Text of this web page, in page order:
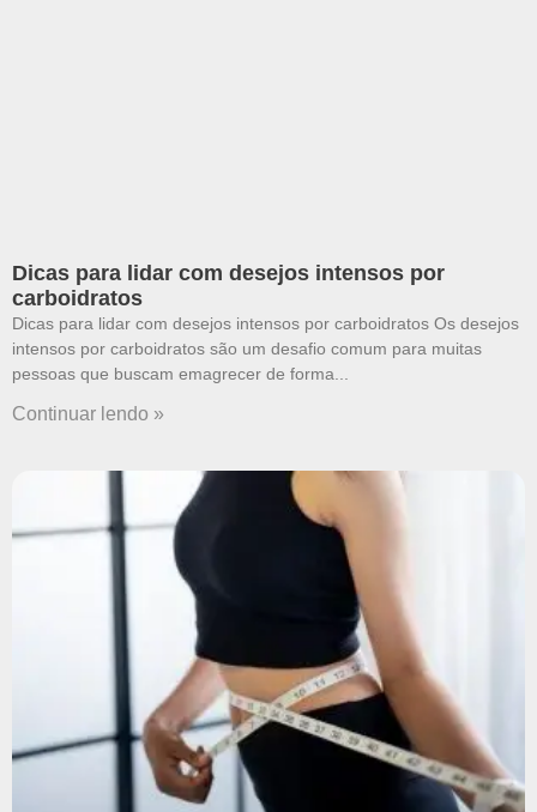
Dicas para lidar com desejos intensos por
carboidratos
Dicas para lidar com desejos intensos por carboidratos Os desejos
intensos por carboidratos são um desafio comum para muitas
pessoas que buscam emagrecer de forma
Continuar lendo »